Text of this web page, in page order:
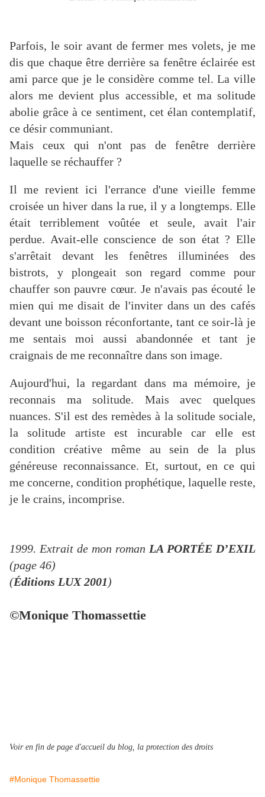
Parfois, le soir avant de fermer mes volets, je me
dis que chaque être derrière sa fenêtre éclairée est
ami parce que je le considère comme tel. La ville
alors me devient plus accessible, et ma solitude
abolie grâce à ce sentiment, cet élan contemplatif,
ce désir communiant.
Mais ceux qui n'ont pas de fenêtre derrière
laquelle se réchauffer ?
Il me revient ici l'errance d'une vieille femme
croisée un hiver dans la rue, il y a longtemps. Elle
était terriblement voûtée et seule, avait l'air
perdue. Avait-elle conscience de son état ? Elle
s'arrêtait devant les fenêtres illuminées des
bistrots, y plongeait son regard comme pour
chauffer son pauvre cœur. Je n'avais pas écouté le
mien qui me disait de l'inviter dans un des cafés
devant une boisson réconfortante, tant ce soir-là je
me sentais moi aussi abandonnée et tant je
craignais de me reconnaître dans son image.
Aujourd'hui, la regardant dans ma mémoire, je
reconnais ma solitude. Mais avec quelques
nuances. S'il est des remèdes à la solitude sociale,
la solitude artiste est incurable car elle est
condition créative même au sein de la plus
généreuse reconnaissance. Et, surtout, en ce qui
me concerne, condition prophétique, laquelle reste,
je le crains, incomprise.
1999. Extrait de mon roman LA PORTÉE D’EXIL
(page 46)
(Éditions LUX 2001)
©Monique Thomassettie
Voir en fin de page d'accueil du blog, la protection des droits
#Monique Thomassettie